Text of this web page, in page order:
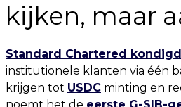
kijken, maar
Standard Chartered
institutionele klanten via één
krijgen tot USDC minting en